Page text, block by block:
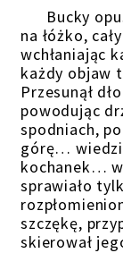
Bucky
na łóżko,
wchłaniając
każdy objaw
Przesunął
powodując
spodniach,
górę…
kochanek…
sprawiało
szczękę,
skierował